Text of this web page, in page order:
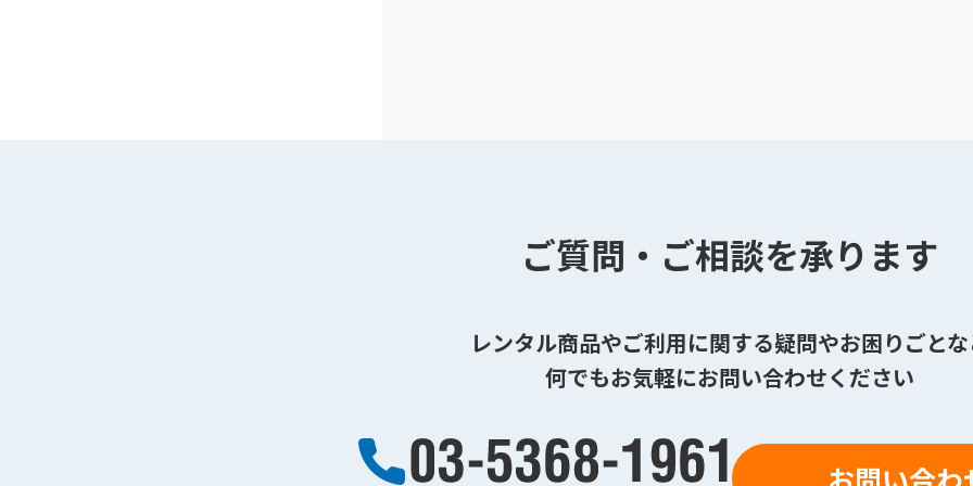
ご質問・ご相談を承ります
レンタル商品やご利用に関する疑問やお困りごと
何でもお気軽にお問い合わせください